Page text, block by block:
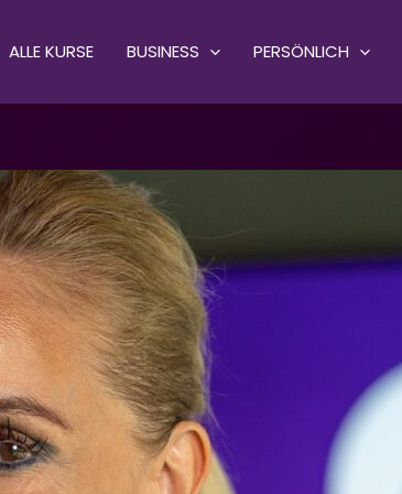
ALLE KURSE BUSINESS PERSÖNLICH